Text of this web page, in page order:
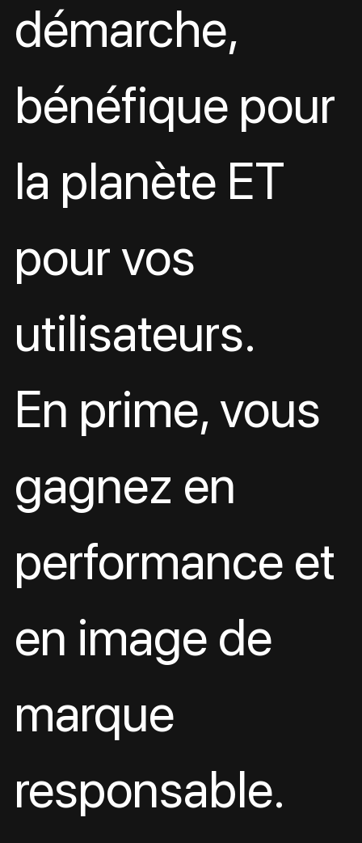
démarche,
bénéfique pour
la planète ET
pour vos
utilisateurs.
En prime, vous
gagnez en
performance et
en image de
marque
responsable.